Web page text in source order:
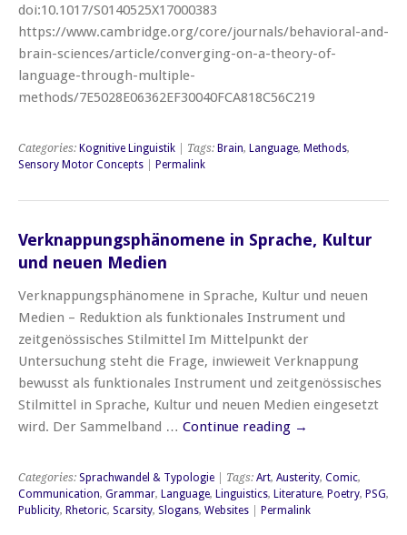
doi:10.1017/S0140525X17000383
https://www.cambridge.org/core/journals/behavioral-and-
brain-sciences/article/converging-on-a-theory-of-
language-through-multiple-
methods/7E5028E06362EF30040FCA818C56C219
Categories: Kognitive Linguistik | Tags: Brain, Language, Methods,
Sensory Motor Concepts
Permalink
Verknappungsphänomene in Sprache, Kultur
und neuen Medien
Verknappungsphänomene in Sprache, Kultur und neuen
Medien – Reduktion als funktionales Instrument und
zeitgenössisches Stilmittel Im Mittelpunkt der
Untersuchung steht die Frage, inwieweit Verknappung
bewusst als funktionales Instrument und zeitgenössisches
Stilmittel in Sprache, Kultur und neuen Medien eingesetzt
wird. Der Sammelband … Continue reading →
Categories: Sprachwandel & Typologie | Tags: Art, Austerity, Comic,
Communication, Grammar, Language, Linguistics, Literature, Poetry, PSG,
Publicity, Rhetoric, Scarsity, Slogans, Websites Permalink